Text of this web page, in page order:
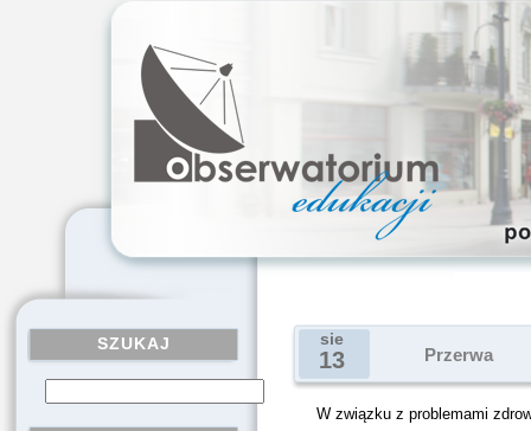
SZUKAJ sie
13 Przerwa
W związku z problemami